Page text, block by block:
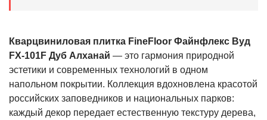
Кварцвиниловая плитка FineFloor Файнфлекс Вуд
FX-101F Дуб Алханай — это гармония природной
эстетики и современных технологий в одном
напольном покрытии. Коллекция вдохновлена красотой
российских заповедников и национальных парков:
каждый декор передает естественную текстуру дерева,